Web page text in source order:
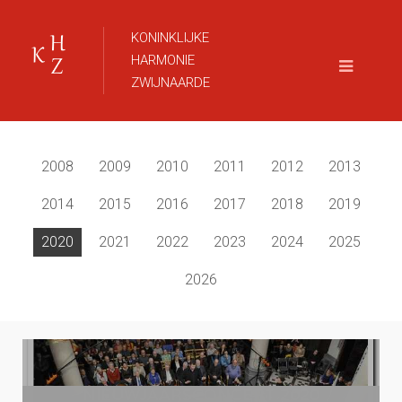
KONINKLIJKE
HARMONIE
ZWIJNAARDE
2008 2009 2010 2011 2012 2013
2014 2015 2016 2017 2018 2019
2020 2021 2022 2023 2024 2025
2026